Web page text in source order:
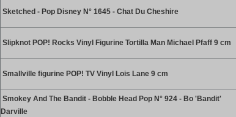
Sketched - Pop Disney N° 1645 - Chat Du Cheshire
Slipknot POP! Rocks Vinyl Figurine Tortilla Man Michael Pfaff 9 cm
Smallville figurine POP! TV Vinyl Lois Lane 9 cm
Smokey And The Bandit - Bobble Head Pop N° 924 - Bo 'Bandit'
Darville